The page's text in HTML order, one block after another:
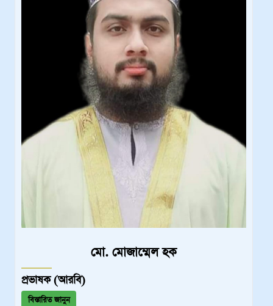
মো. মোজাম্মেল হক
প্রভাষক (আরবি)
বিস্তারিত জানুন